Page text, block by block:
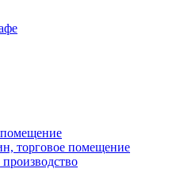
торговое помещение